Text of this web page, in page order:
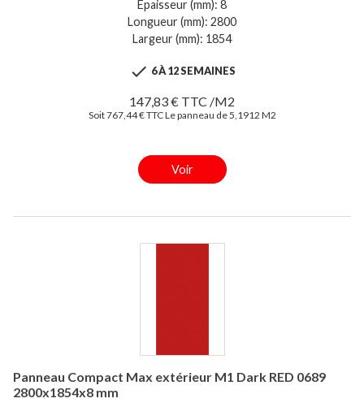
Epaisseur (mm): 8
Longueur (mm): 2800
Largeur (mm): 1854
 6 À 12 SEMAINES
147,83 € TTC /M2
Soit 767,44 € TTC Le panneau de 5,1912 M2
Voir
Panneau Compact Max extérieur M1 Dark RED 0689
2800x1854x8 mm